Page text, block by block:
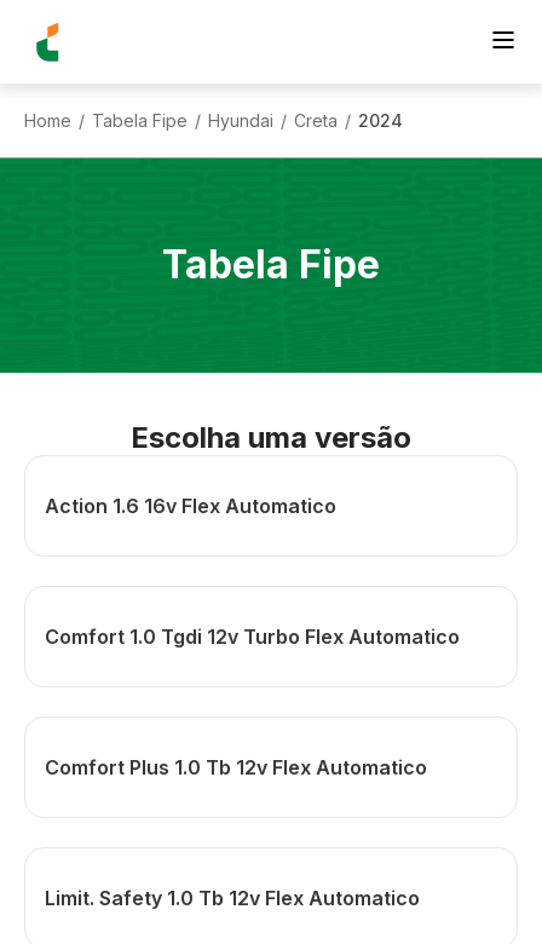
Home / Tabela Fipe / Hyundai / Creta / 2024
Tabela Fipe
Escolha uma versão
Action 1.6 16v Flex Automatico
Comfort 1.0 Tgdi 12v Turbo Flex Automatico
Comfort Plus 1.0 Tb 12v Flex Automatico
Limit. Safety 1.0 Tb 12v Flex Automatico